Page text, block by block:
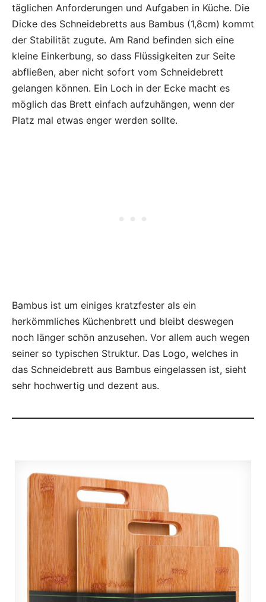
täglichen Anforderungen und Aufgaben in Küche. Die
Dicke des Schneidebretts aus Bambus (1,8cm) kommt
der Stabilität zugute. Am Rand befinden sich eine
kleine Einkerbung, so dass Flüssigkeiten zur Seite
abfließen, aber nicht sofort vom Schneidebrett
gelangen können. Ein Loch in der Ecke macht es
möglich das Brett einfach aufzuhängen, wenn der
Platz mal etwas enger werden sollte.
Bambus ist um einiges kratzfester als ein
herkömmliches Küchenbrett und bleibt deswegen
noch länger schön anzusehen. Vor allem auch wegen
seiner so typischen Struktur. Das Logo, welches in
das Schneidebrett aus Bambus eingelassen ist, sieht
sehr hochwertig und dezent aus.